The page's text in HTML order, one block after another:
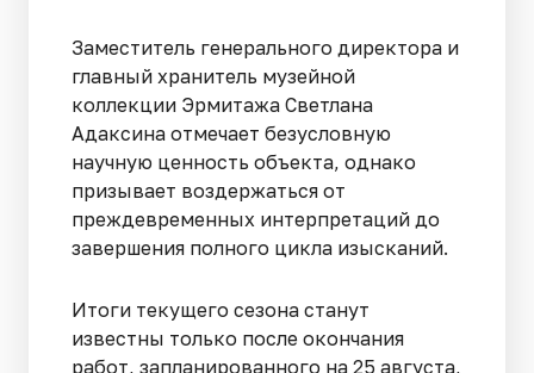
Заместитель генерального директора и
главный хранитель музейной
коллекции Эрмитажа Светлана
Адаксина отмечает безусловную
научную ценность объекта, однако
призывает воздержаться от
преждевременных интерпретаций до
завершения полного цикла изысканий.
Итоги текущего сезона станут
известны только после окончания
работ, запланированного на 25 августа,